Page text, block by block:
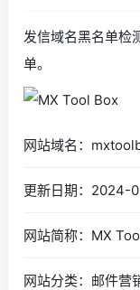
发信域名黑名单检
单。
网站域名：
更新日期：2024-
网站简称：MX
网站分类：邮件营